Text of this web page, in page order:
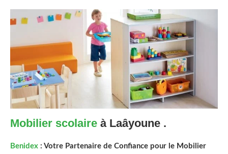
Mobilier scolaire à Laâyoune .
Benidex : Votre Partenaire de Confiance pour le Mobilier